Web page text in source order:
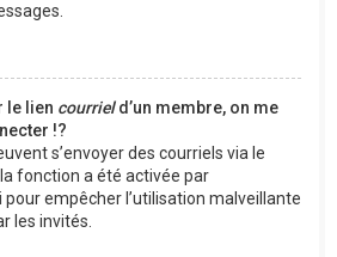
le lien courrield’un membre, on me
!?
s’envoyer des courriels via le
fonction a été activée par
pour empêcher l’utilisation malveillante
les invités.